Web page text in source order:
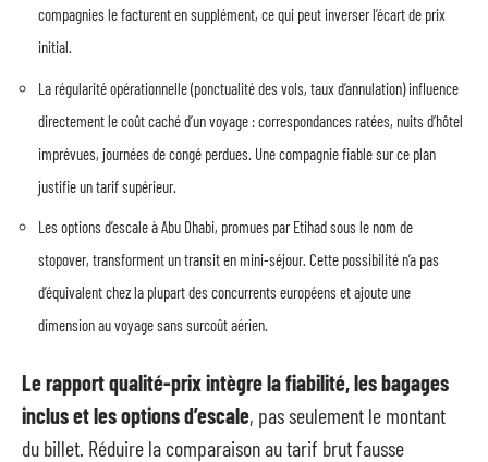
compagnies le facturent en supplément, ce qui peut inverser l’écart de prix
initial.
La régularité opérationnelle (ponctualité des vols, taux d’annulation) influence
directement le coût caché d’un voyage : correspondances ratées, nuits d’hôtel
imprévues, journées de congé perdues. Une compagnie fiable sur ce plan
justifie un tarif supérieur.
Les options d’escale à Abu Dhabi, promues par Etihad sous le nom de
stopover, transforment un transit en mini-séjour. Cette possibilité n’a pas
d’équivalent chez la plupart des concurrents européens et ajoute une
dimension au voyage sans surcoût aérien.
Le rapport qualité-prix intègre la fiabilité, les bagages
inclus et les options d’escale, pas seulement le montant
du billet. Réduire la comparaison au tarif brut fausse